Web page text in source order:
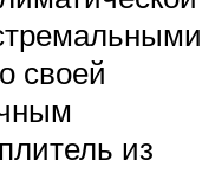
своей
из